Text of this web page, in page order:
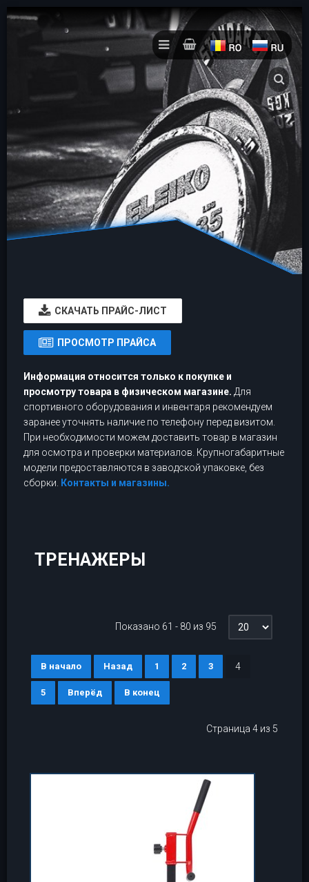
CКАЧАТЬ ПРАЙС-ЛИСТ
ПРОСМОТР ПРАЙСА
Информация относится только к покупке и
просмотру товара в физическом магазине. Для
спортивного оборудования и инвентаря рекомендуем
заранее уточнять наличие по телефону перед визитом.
При необходимости можем доставить товар в магазин
для осмотра и проверки материалов. Крупногабаритные
модели предоставляются в заводской упаковке, без
сборки.
Контакты и магазины.
ТРЕНАЖЕРЫ
Показано 61 - 80 из 95
В начало Назад 1 2 3 4
5 Вперёд В конец
Страница 4 из 5